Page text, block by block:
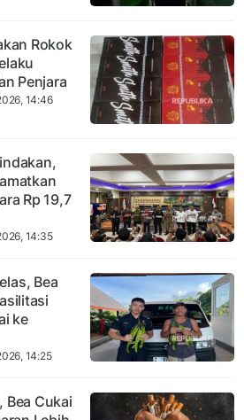
Rokok
Penjara
14:46
Rp 19,7
14:35
Bea
ke
14:25
Bea Cukai